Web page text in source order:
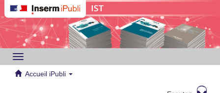
Toggle
navigation
Accueil iPubli